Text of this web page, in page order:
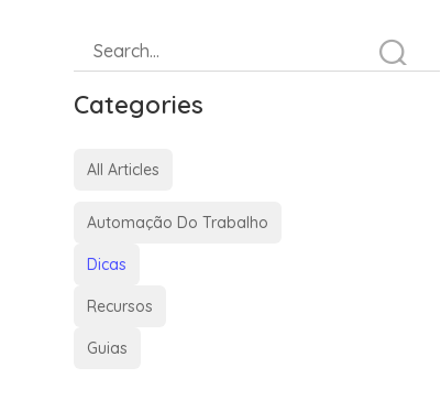
Categories
All Articles
Automação Do Trabalho
Dicas
Recursos
Guias